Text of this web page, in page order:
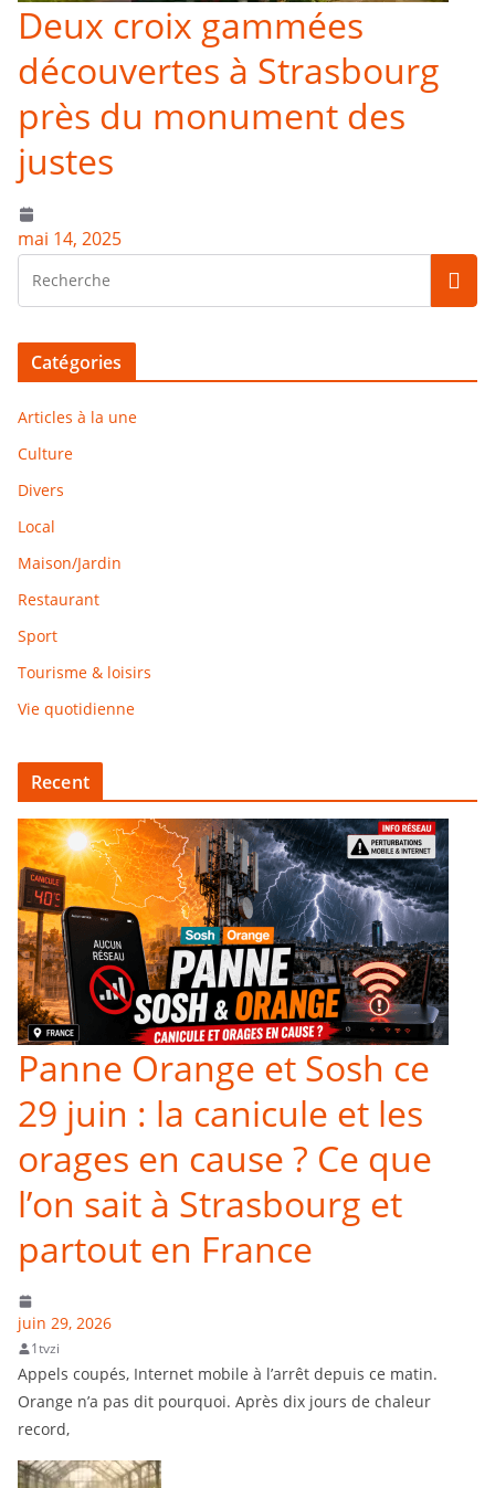
Deux croix gammées
découvertes à Strasbourg
près du monument des
justes
mai 14, 2025
Catégories
Articles à la une
Culture
Divers
Local
Maison/Jardin
Restaurant
Sport
Tourisme & loisirs
Vie quotidienne
Recent
Panne Orange et Sosh ce
29 juin : la canicule et les
orages en cause ? Ce que
l’on sait à Strasbourg et
partout en France
juin 29, 2026
1tvzi
Appels coupés, Internet mobile à l’arrêt depuis ce matin.
Orange n’a pas dit pourquoi. Après dix jours de chaleur
record,